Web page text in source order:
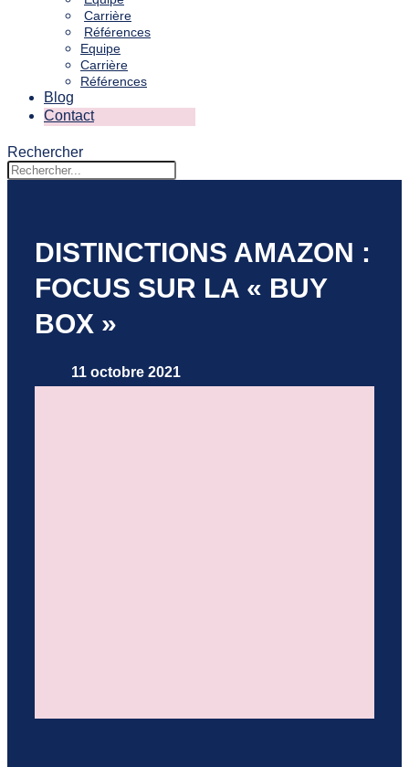
Carrière
Références
Equipe
Carrière
Références
Blog
Contact
Rechercher
DISTINCTIONS AMAZON :
FOCUS SUR LA « BUY
BOX »
11 octobre 2021